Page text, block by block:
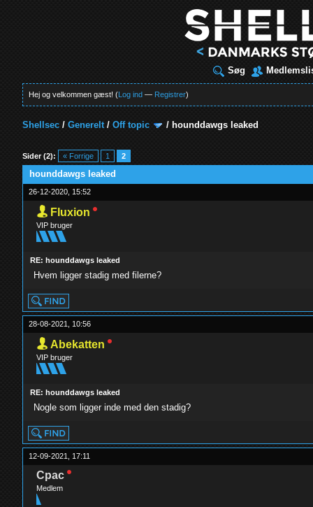
Søg
Hej og velkommen gæst! (Log ind — Registrer)
Shellsec /Generelt/Off topic / hounddawgs leaked
Sider (2): « Forrige 1 2
hounddawgs leaked
26-12-2020, 15:52
Fluxion
VIP bruger
RE: hounddawgs leaked
Hvem ligger stadig med filerne?
28-08-2021, 10:56
Abekatten
VIP bruger
RE: hounddawgs leaked
Nogle som ligger inde med den stadig?
12-09-2021, 17:11
Cpac
Medlem